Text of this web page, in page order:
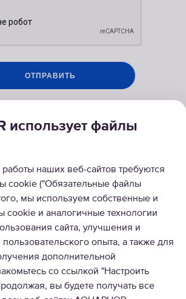
использует файлы
наших веб-сайтов требуются
cookie ("Обязательные файлы
мы используем собственные и
cookie и аналогичные технологии
сайта, улучшения и
опыта, а также для
дополнительной
со ссылкой "Настроить
вы будете получать все